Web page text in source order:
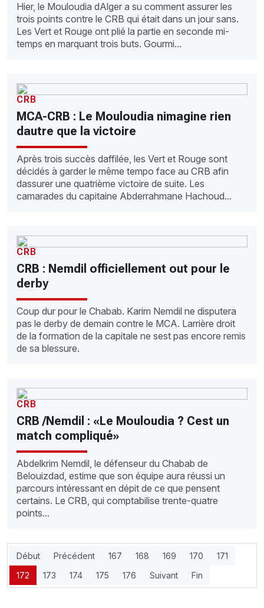
Hier, le Mouloudia dAlger a su comment assurer les
trois points contre le CRB qui était dans un jour sans.
Les Vert et Rouge ont plié la partie en seconde mi-
temps en marquant trois buts. Gourmi...
CRB
MCA-CRB : Le Mouloudia nimagine rien
dautre que la victoire
Après trois succès daffilée, les Vert et Rouge sont
décidés à garder le même tempo face au CRB afin
dassurer une quatrième victoire de suite. Les
camarades du capitaine Abderrahmane Hachoud...
CRB
CRB : Nemdil officiellement out pour le
derby
Coup dur pour le Chabab. Karim Nemdil ne disputera
pas le derby de demain contre le MCA. Larrière droit
de la formation de la capitale ne sest pas encore remis
de sa blessure.
CRB
CRB /Nemdil : «Le Mouloudia ? Cest un
match compliqué»
Abdelkrim Nemdil, le défenseur du Chabab de
Belouizdad, estime que son équipe aura réussi un
parcours intéressant en dépit de ce que pensent
certains. Le CRB, qui comptabilise trente-quatre
points...
Début Précédent 167 168 169 170
171
172
173 174 175 176 Suivant Fin